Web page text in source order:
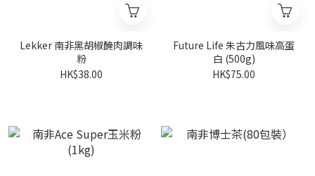
Lekker 南非黑胡椒醃肉調味
粉
HK$38.00
Future Life 朱古力風味高蛋
白 (500g)
HK$75.00